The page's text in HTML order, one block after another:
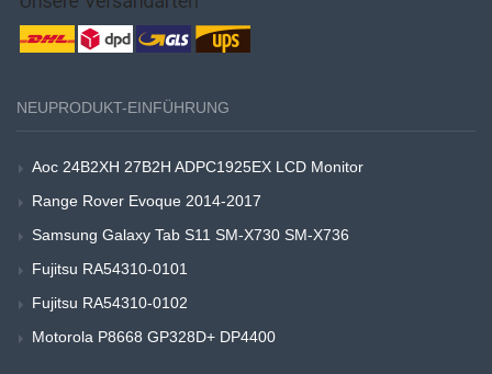
NEUPRODUKT-EINFÜHRUNG
Aoc 24B2XH 27B2H ADPC1925EX LCD Monitor
Range Rover Evoque 2014-2017
Samsung Galaxy Tab S11 SM-X730 SM-X736
Fujitsu RA54310-0101
Fujitsu RA54310-0102
Motorola P8668 GP328D+ DP4400